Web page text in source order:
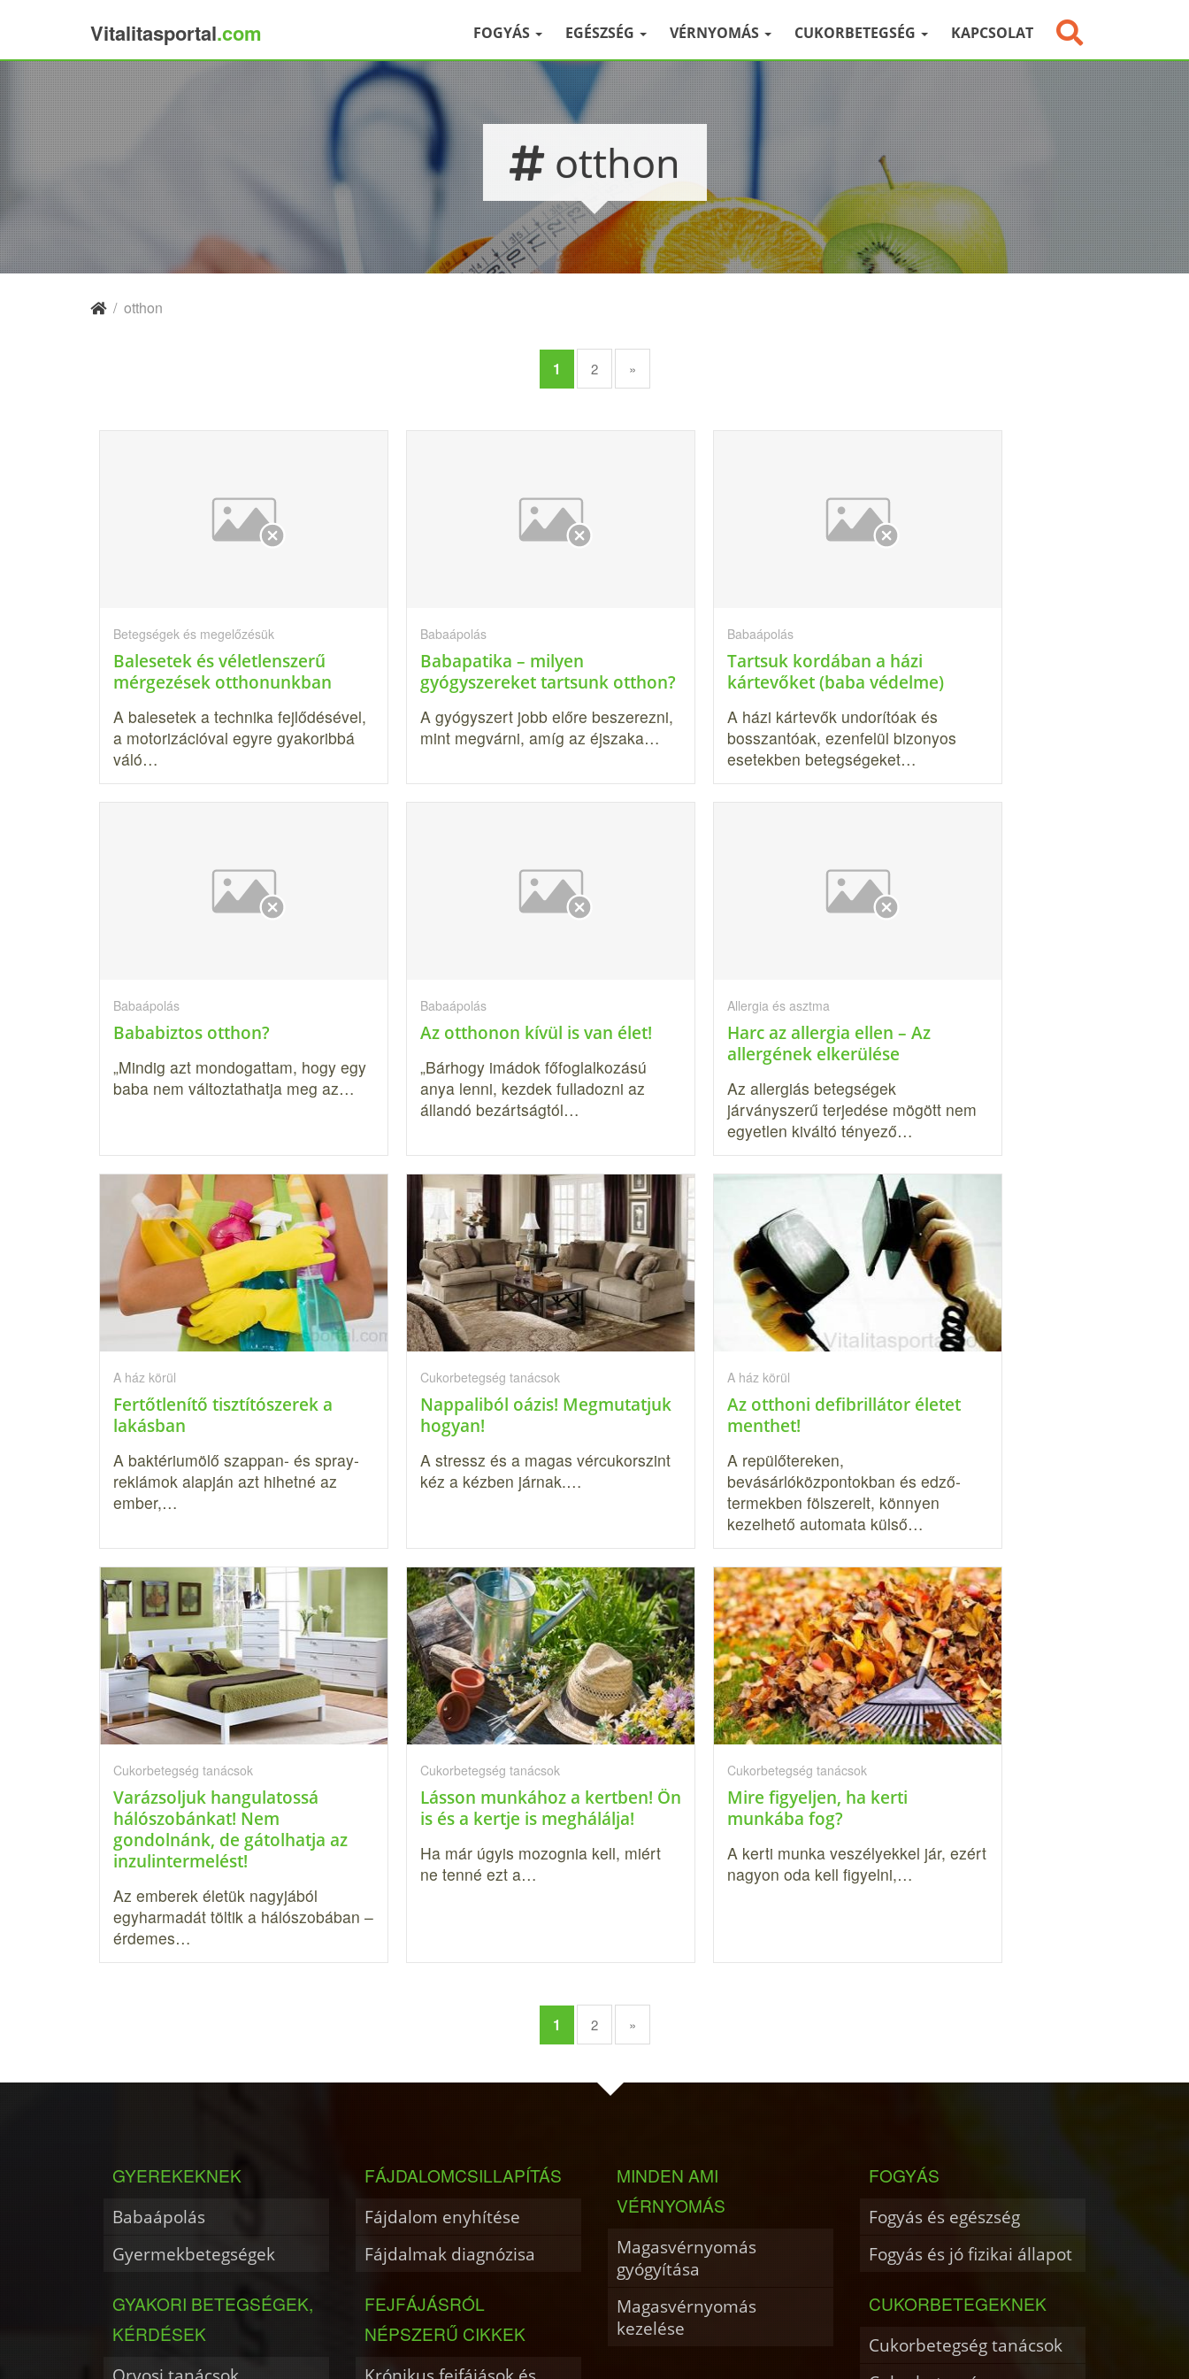
Vitalitasportal.com FOGYÁS EGÉSZSÉG VÉRNYOMÁS CUKORBETEGSÉG KAPCSOLAT
otthon
/ otthon
1 2 »
Betegségek és megelőzésük
Balesetek és véletlenszerű
mérgezések otthonunkban
A balesetek a technika fejlődésével,
a motorizációval egyre gyakoribbá
váló…
Babaápolás
Babapatika – milyen
gyógyszereket tartsunk otthon?
A gyógyszert jobb előre beszerezni,
mint megvárni, amíg az éjszaka…
Babaápolás
Tartsuk kordában a házi
kártevőket (baba védelme)
A házi kártevők undorítóak és
bosszan­tóak, ezenfelül bizonyos
esetekben be­tegségeket…
Babaápolás
Bababiztos otthon?
„Mindig azt mondogattam, hogy egy
baba nem változtathatja meg az…
Babaápolás
Az otthonon kívül is van élet!
„Bárhogy imádok főfoglalkozású
anya lenni, kezdek fulladozni az
állandó bezártságtól…
Allergia és asztma
Harc az allergia ellen – Az
allergének elkerülése
Az allergiás betegségek
járványszerű terjedése mögött nem
egyetlen kiváltó tényező…
A ház körül
Fertőtlenítő tisztítószerek a
lakásban
A baktériumölő szappan- és spray-
reklámok alapján azt hihetné az
ember,…
Cukorbetegség tanácsok
Nappaliból oázis! Megmutatjuk
hogyan!
A stressz és a magas vércukorszint
kéz a kézben járnak.…
A ház körül
Az otthoni defibrillátor életet
menthet!
A repülőtereken,
bevásárlóközpontokban és edző­
termekben fölszerelt, könnyen
kezelhető automata külső…
Cukorbetegség tanácsok
Varázsoljuk hangulatossá
hálószobánkat! Nem
gondolnánk, de gátolhatja az
inzulintermelést!
Az emberek életük nagyjából
egyharmadát töltik a hálószobában –
érdemes…
Cukorbetegség tanácsok
Lásson munkához a kertben! Ön
is és a kertje is meghálálja!
Ha már úgyis mozognia kell, miért
ne tenné ezt a…
Cukorbetegség tanácsok
Mire figyeljen, ha kerti
munkába fog?
A kerti munka veszélyekkel jár, ezért
nagyon oda kell figyelni,…
1 2 »
GYEREKEKNEK
Babaápolás
Gyermekbetegségek
GYAKORI BETEGSÉGEK,
KÉRDÉSEK
FÁJDALOMCSILLAPÍTÁS
Fájdalom enyhítése
Fájdalmak diagnózisa
FEJFÁJÁSRÓL
NÉPSZERŰ CIKKEK
MINDEN AMI
VÉRNYOMÁS
Magasvérnyomás
gyógyítása
Magasvérnyomás
kezelése
FOGYÁS
Fogyás és egészség
Fogyás és jó fizikai állapot
CUKORBETEGEKNEK
Cukorbetegség tanácsok
×